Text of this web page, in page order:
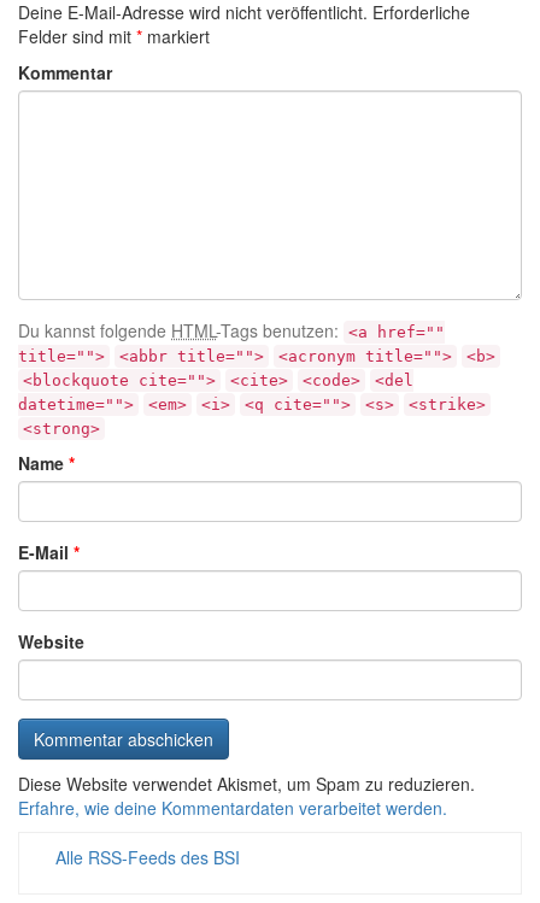
Deine E-Mail-Adresse wird nicht veröffentlicht. Erforderliche
Felder sind mit * markiert
Kommentar
Du kannst folgende HTML-Tags benutzen: <a href=""
title="">
<abbr title=""> <acronym title="">
<b>
<blockquote cite="">
<cite> <code>
<del
datetime="">
<em> <i> <q cite=""> <s>
<strike>
<strong>
Name *
E-Mail *
Website
Diese Website verwendet Akismet, um Spam zu reduzieren.
Erfahre, wie deine Kommentardaten verarbeitet werden.
Alle RSS-Feeds des BSI